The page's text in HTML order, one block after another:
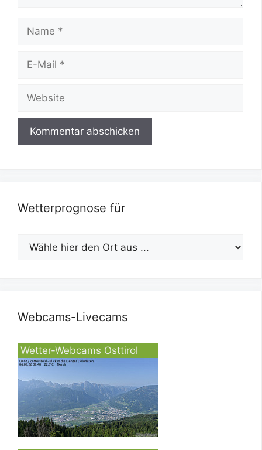
Mail
Wetterprognose für
Webcams-Livecams
Wetter-Webcams Osttirol